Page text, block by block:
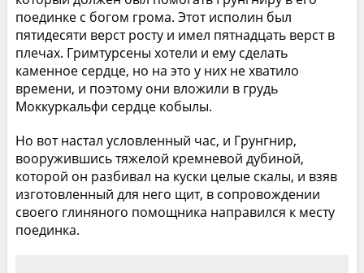
поединке с богом грома. Этот исполин был
пятидесяти верст росту и имел пятнадцать верст в
плечах. Гримтурсены хотели и ему сделать
каменное сердце, но на это у них не хватило
времени, и поэтому они вложили в грудь
Моккуркальфи сердце кобылы.
Но вот настал условленный час, и Грунгнир,
вооружившись тяжелой кремневой дубиной,
которой он разбивал на куски целые скалы, и взяв
изготовленный для него щит, в сопровождении
своего глиняного помощника направился к месту
поединка.